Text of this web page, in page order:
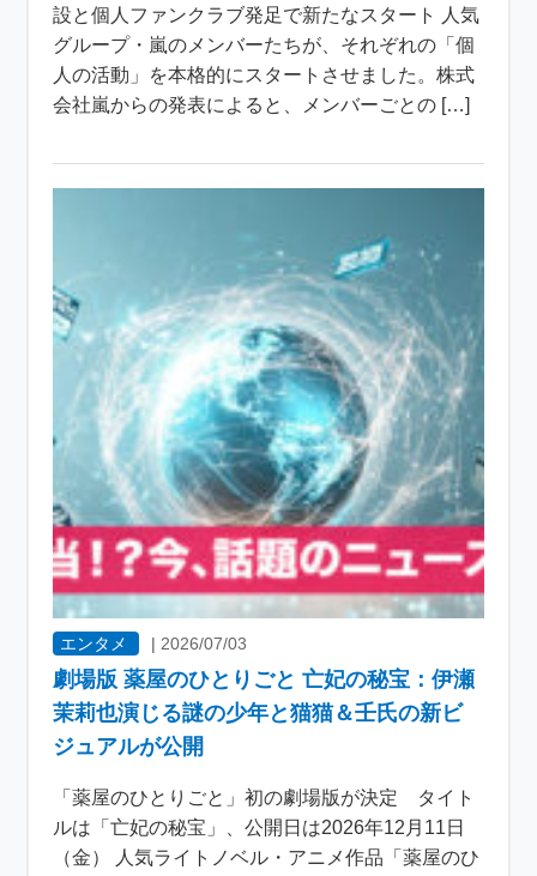
設と個人ファンクラブ発足で新たなスタート 人気
グループ・嵐のメンバーたちが、それぞれの「個
人の活動」を本格的にスタートさせました。株式
会社嵐からの発表によると、メンバーごとの […]
エンタメ | 2026/07/03
劇場版 薬屋のひとりごと 亡妃の秘宝：伊瀬
茉莉也演じる謎の少年と猫猫＆壬氏の新ビ
ジュアルが公開
「薬屋のひとりごと」初の劇場版が決定 タイト
ルは「亡妃の秘宝」、公開日は2026年12月11日
（金） 人気ライトノベル・アニメ作品「薬屋のひ